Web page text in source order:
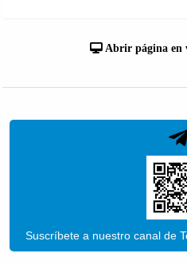
Abrir página en
Suscríbete a nuestro canal de